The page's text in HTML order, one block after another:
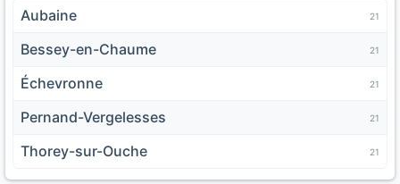
Aubaine 21
Bessey-en-Chaume 21
Échevronne 21
Pernand-Vergelesses 21
Thorey-sur-Ouche 21